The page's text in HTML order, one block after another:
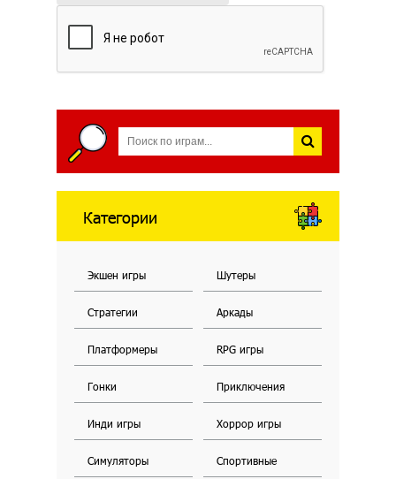
Категории
Экшен игры Шутеры
Стратегии Аркады
Платформеры RPG игры
Гонки Приключения
Инди игры Хоррор игры
Симуляторы Спортивные